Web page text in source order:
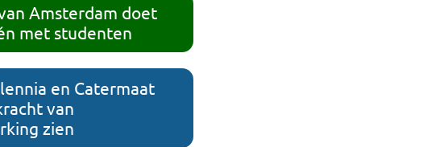
Amsterdam doet
met studenten
en Catermaat
van
zien